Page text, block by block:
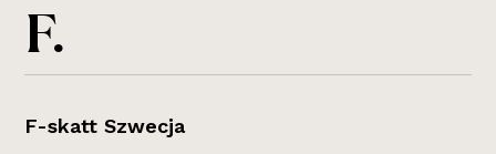
F.
F-skatt Szwecja